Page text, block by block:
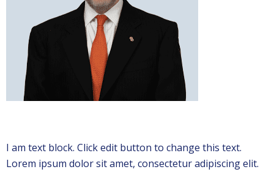
I am text block. Click edit button to change this text.
Lorem ipsum dolor sit amet, consectetur adipiscing elit.